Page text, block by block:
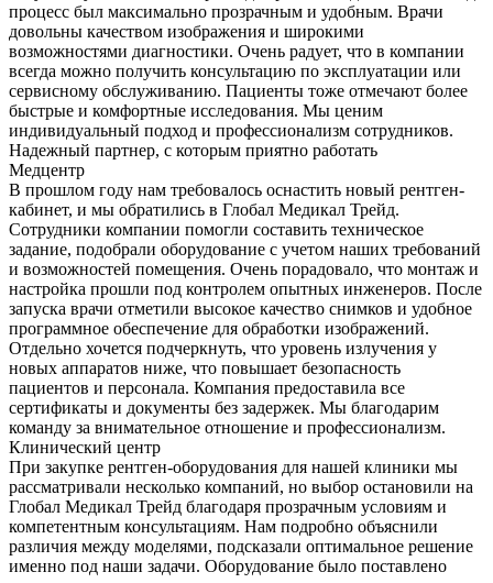
процесс был максимально прозрачным и удобным. Врачи
довольны качеством изображения и широкими
возможностями диагностики. Очень радует, что в компании
всегда можно получить консультацию по эксплуатации или
сервисному обслуживанию. Пациенты тоже отмечают более
быстрые и комфортные исследования. Мы ценим
индивидуальный подход и профессионализм сотрудников.
Надежный партнер, с которым приятно работать
Медцентр
В прошлом году нам требовалось оснастить новый рентген-
кабинет, и мы обратились в Глобал Медикал Трейд.
Сотрудники компании помогли составить техническое
задание, подобрали оборудование с учетом наших требований
и возможностей помещения. Очень порадовало, что монтаж и
настройка прошли под контролем опытных инженеров. После
запуска врачи отметили высокое качество снимков и удобное
программное обеспечение для обработки изображений.
Отдельно хочется подчеркнуть, что уровень излучения у
новых аппаратов ниже, что повышает безопасность
пациентов и персонала. Компания предоставила все
сертификаты и документы без задержек. Мы благодарим
команду за внимательное отношение и профессионализм.
Клинический центр
При закупке рентген-оборудования для нашей клиники мы
рассматривали несколько компаний, но выбор остановили на
Глобал Медикал Трейд благодаря прозрачным условиям и
компетентным консультациям. Нам подробно объяснили
различия между моделями, подсказали оптимальное решение
именно под наши задачи. Оборудование было поставлено